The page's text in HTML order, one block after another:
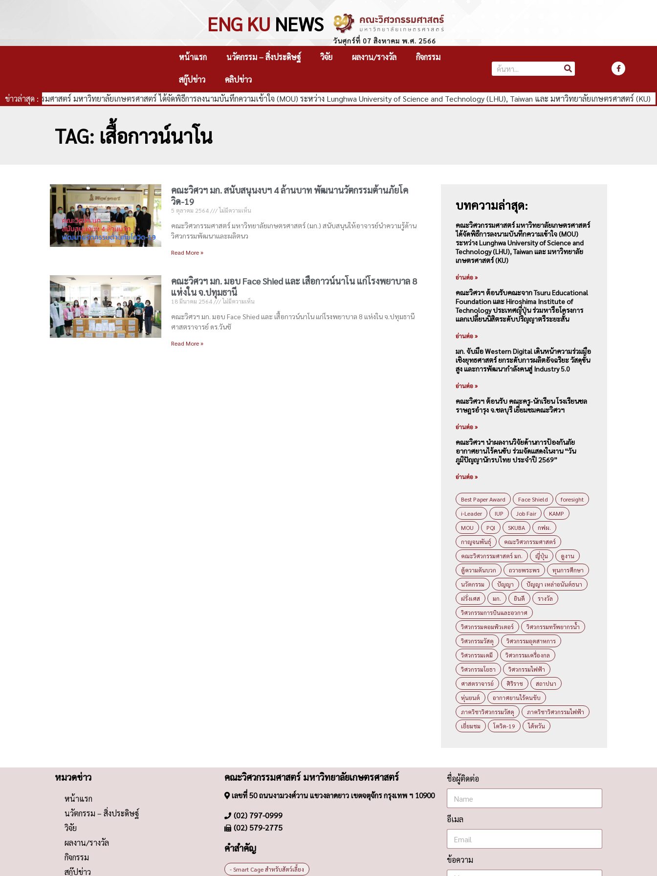
ENG KU NEWS
วันศุกร์ที่ 07 สิงหาคม พ.ศ. 2566
หน้าแรก นวัตกรรม – สิ่งประดิษฐ์ วิจัย ผลงาน/รางวัล กิจกรรม
สกู๊ปข่าว
คลิปข่าว
ข่าวล่าสุด :
คณะวิศวกรรมศาสตร์ มหาวิทยาลัยเกษตรศาสตร์ ได้จัดพิธีการลงนามบันทึกความเข้าใจ (MOU) ระหว่าง Lunghwa University of Science and Technology (LHU), Taiwan และ มหาวิทยาลัยเกษตรศาสตร์ (KU)
TAG: เสื้อกาวน์นาโน
คณะวิศวฯ มก. สนับสนุนงบฯ 4 ล้านบาท พัฒนานวัตกรรมต้านภัยโค
วิด-19
5 ตุลาคม 2564 ไม่มีความเห็น
คณะวิศวกรรมศาสตร์ มหาวิทยาลัยเกษตรศาสตร์ (มก.) สนับสนุนให้อาจารย์นำความรู้ด้าน
วิศวกรรมพัฒนาและผลิตนว
Read More »
คณะวิศวฯ มก. มอบ Face Shied และ เสื้อกาวน์นาโน แก่โรงพยาบาล 8
แห่งใน จ.ปทุมธานี
18 มีนาคม 2564 ไม่มีความเห็น
คณะวิศวฯ มก. มอบ Face Shied และ เสื้อกาวน์นาโน แก่โรงพยาบาล 8 แห่งใน จ.ปทุมธานี
ศาสตราจารย์ ดร.วันชั
Read More »
บทความล่าสุด:
คณะวิศวกรรมศาสตร์ มหาวิทยาลัยเกษตรศาสตร์
ได้จัดพิธีการลงนามบันทึกความเข้าใจ (MOU)
ระหว่าง Lunghwa University of Science and
Technology (LHU), Taiwan และ มหาวิทยาลัย
เกษตรศาสตร์ (KU)
อ่านต่อ »
คณะวิศวฯ ต้อนรับคณะจาก Tsuru Educational
Foundation และ Hiroshima Institute of
Technology ประเทศญี่ปุ่น ร่วมหารือโครงการ
แลกเปลี่ยนนิสิตระดับปริญญาตรีระยะสั้น
อ่านต่อ »
มก. จับมือ Western Digital เดินหน้าความร่วมมือ
เชิงยุทธศาสตร์ ยกระดับการผลิตอัจฉริยะ วัสดุขั้น
สูง และการพัฒนากำลังคนสู่ Industry 5.0
อ่านต่อ »
คณะวิศวฯ ต้อนรับ คณะครู-นักเรียน โรงเรียนชล
ราษฎรอำรุง จ.ชลบุรี เยี่ยมชมคณะวิศวฯ
อ่านต่อ »
คณะวิศวฯ นำผลงานวิจัยด้านการป้องกันภัย
อากาศยานไร้คนขับ ร่วมจัดแสดงในงาน “วัน
ภูมิปัญญานักรบไทย ประจำปี 2569”
อ่านต่อ »
Best Paper Award Face Shield
foresight
i-Leader
IUP Job Fair
KAMP
MOU
PQI SKUBA
กฟผ.
กาญจนพันธุ์
คณะวิศวกรรมศาสตร์
คณะวิศวกรรมศาสตร์ มก.
ญี่ปุ่น
ดูงาน
ตู้ความดันบวก
ถวายพระพร
ทุนการศึกษา
นวัตกรรม
ปัญญา
ปัญญา เหล่าอนันต์ธนา
ฝรั่งเศส
มก. ยินดี
รางวัล
วิศวกรรมการบินและอวกาศ
วิศวกรรมคอมพิวเตอร์
วิศวกรรมทรัพยากรน้ำ
วิศวกรรมวัสดุ
วิศวกรรมอุตสาหการ
วิศวกรรมเคมี
วิศวกรรมเครื่องกล
วิศวกรรมโยธา
วิศวกรรมไฟฟ้า
ศาสตราจารย์
ศิริราช
สถาปนา
หุ่นยนต์
อากาศยานไร้คนขับ
ภาควิชาวิศวกรรมวัสดุ
ภาควิชาวิศวกรรมไฟฟ้า
เยี่ยมชม
โควิด-19 ไต้หวัน
หมวดข่าว
หน้าแรก
นวัตกรรม – สิ่งประดิษฐ์
วิจัย
ผลงาน/รางวัล
กิจกรรม
สกู๊ปข่าว
คณะวิศวกรรมศาสตร์ มหาวิทยาลัยเกษตรศาสตร์
เลขที่ 50 ถนนงามวงศ์วาน แขวงลาดยาว เขตจตุจักร กรุงเทพ ฯ 10900
(02) 797-0999
(02) 579-2775
คำสำคัญ
- Smart Cage สำหรับสัตว์เลี้ยง
ชื่อผู้ติดต่อ
อีเมล
ข้อความ